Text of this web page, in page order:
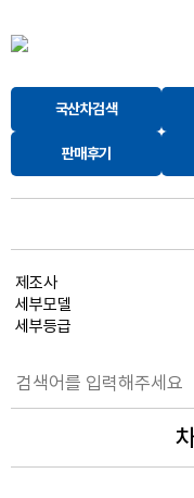
국산차검색
판매후기